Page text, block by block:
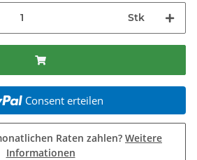
Stk
Consent erteilen
Raten zahlen? Weitere
Informationen